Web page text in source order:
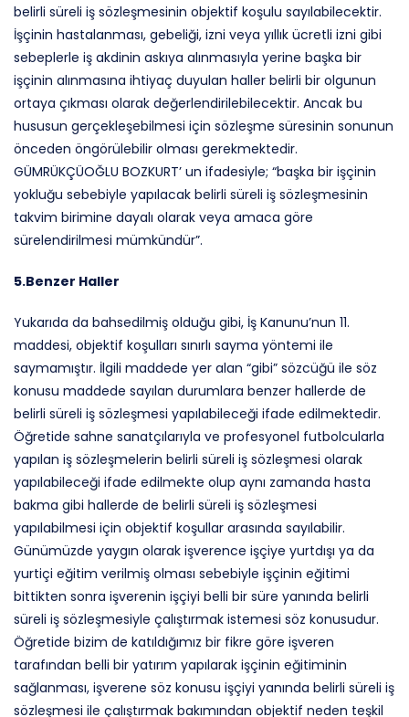
belirli süreli iş sözleşmesinin objektif koşulu sayılabilecektir.
İşçinin hastalanması, gebeliği, izni veya yıllık ücretli izni gibi
sebeplerle iş akdinin askıya alınmasıyla yerine başka bir
işçinin alınmasına ihtiyaç duyulan haller belirli bir olgunun
ortaya çıkması olarak değerlendirilebilecektir. Ancak bu
hususun gerçekleşebilmesi için sözleşme süresinin sonunun
önceden öngörülebilir olması gerekmektedir.
GÜMRÜKÇÜOĞLU BOZKURT’ un ifadesiyle; “başka bir işçinin
yokluğu sebebiyle yapılacak belirli süreli iş sözleşmesinin
takvim birimine dayalı olarak veya amaca göre
sürelendirilmesi mümkündür”.
5.Benzer Haller
Yukarıda da bahsedilmiş olduğu gibi, İş Kanunu’nun 11.
maddesi, objektif koşulları sınırlı sayma yöntemi ile
saymamıştır. İlgili maddede yer alan “gibi” sözcüğü ile söz
konusu maddede sayılan durumlara benzer hallerde de
belirli süreli iş sözleşmesi yapılabileceği ifade edilmektedir.
Öğretide sahne sanatçılarıyla ve profesyonel futbolcularla
yapılan iş sözleşmelerin belirli süreli iş sözleşmesi olarak
yapılabileceği ifade edilmekte olup aynı zamanda hasta
bakma gibi hallerde de belirli süreli iş sözleşmesi
yapılabilmesi için objektif koşullar arasında sayılabilir.
Günümüzde yaygın olarak işverence işçiye yurtdışı ya da
yurtiçi eğitim verilmiş olması sebebiyle işçinin eğitimi
bittikten sonra işverenin işçiyi belli bir süre yanında belirli
süreli iş sözleşmesiyle çalıştırmak istemesi söz konusudur.
Öğretide bizim de katıldığımız bir fikre göre işveren
tarafından belli bir yatırım yapılarak işçinin eğitiminin
sağlanması, işverene söz konusu işçiyi yanında belirli süreli iş
sözleşmesi ile çalıştırmak bakımından objektif neden teşkil